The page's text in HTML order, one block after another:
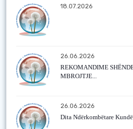
18.07.2026
26.06.2026
REKOMANDIME
MBROJTJE...
26.06.2026
Dita Ndërkombëtare